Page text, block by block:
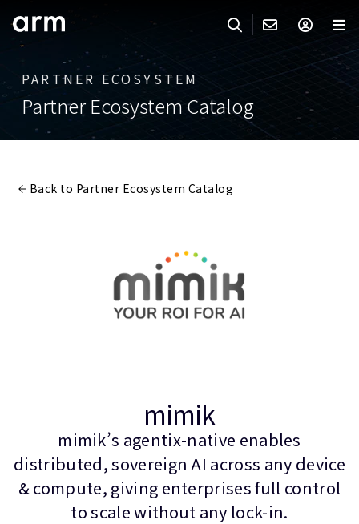
Skip to Footer
サーチ
ARMのお問い合わせ
サポート
IP サポート
販売
IPライセンスのお問い合わせ
その他のお問い合わせ
Arm Integrity Helpline
ウェブサイト
IR関連
セキュリティ脆弱性の報告
ARMアカウント
Armアカウント
ログイン
製品
分野
パートナー
サポート&トレーニング
PARTNER ECOSYSTEM
Partner Ecosystem Catalog
Back to Partner Ecosystem Catalog
mimik
mimik’s agentix-native enables
distributed, sovereign AI across any device
& compute, giving enterprises full control
to scale without any lock-in.